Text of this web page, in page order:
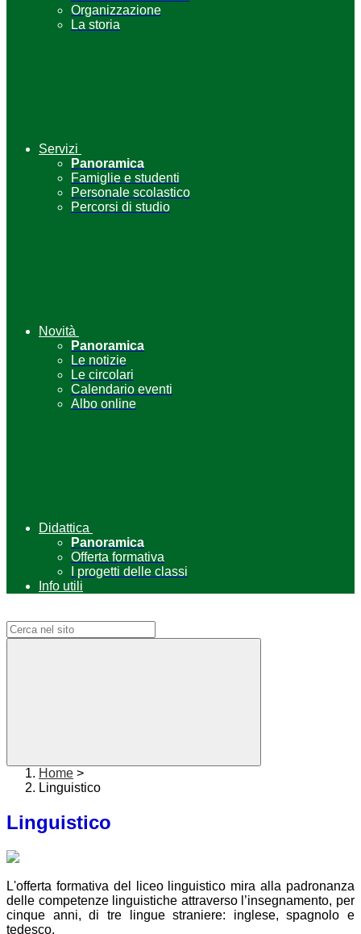
Organizzazione
La storia
Servizi
Panoramica
Famiglie e studenti
Personale scolastico
Percorsi di studio
Novità
Panoramica
Le notizie
Le circolari
Calendario eventi
Albo online
Didattica
Panoramica
Offerta formativa
I progetti delle classi
Info utili
Home >
Linguistico
Linguistico
L'offerta formativa del liceo linguistico mira alla padronanza
delle competenze linguistiche attraverso l’insegnamento, per
cinque anni, di tre lingue straniere: inglese, spagnolo e
tedesco.